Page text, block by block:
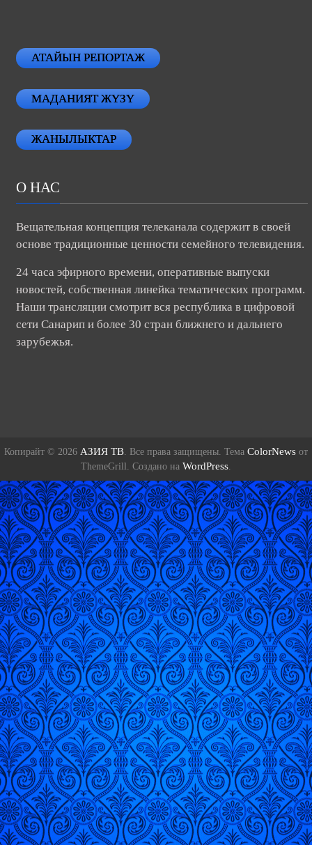
АТАЙЫН РЕПОРТАЖ
МАДАНИЯТ ЖҮЗҮ
ЖАНЫЛЫКТАР
О НАС
Вещательная концепция телеканала содержит в своей
основе традиционные ценности семейного телевидения.
24 часа эфирного времени, оперативные выпуски
новостей, собственная линейка тематических программ.
Наши трансляции смотрит вся республика в цифровой
сети Санарип и более 30 стран ближнего и дальнего
зарубежья.
Копирайт © 2026 АЗИЯ ТВ . Все права защищены. Тема ColorNews от
ThemeGrill. Создано на WordPress